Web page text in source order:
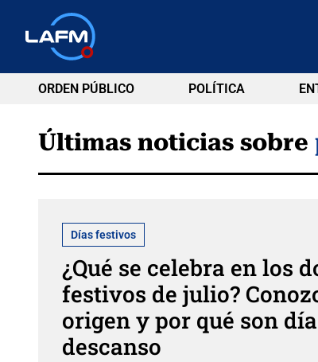
ORDEN PÚBLICO POLÍTICA
Últimas noticias sobre
Días festivos
¿Qué se celebra en los
festivos de julio?
origen y por qué son
descanso